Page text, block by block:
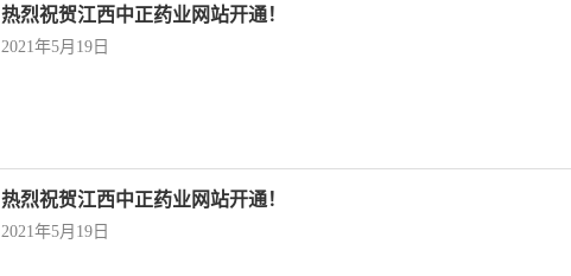
热烈祝贺江西中正药业网站开通！
2021年5月19日
热烈祝贺江西中正药业网站开通！
2021年5月19日